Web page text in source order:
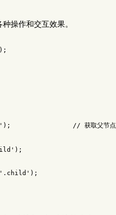
操作和交互效果。
);
' ); // 获取父节点
' );
' .child ' );